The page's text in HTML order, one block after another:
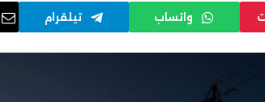
واتساب تيلقرام